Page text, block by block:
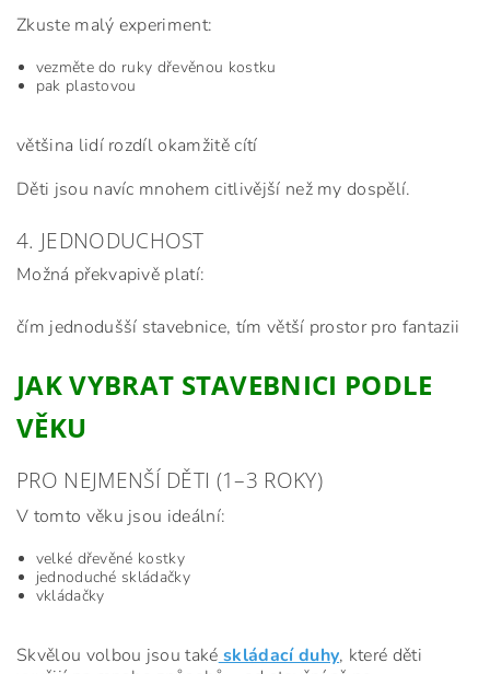
Zkuste malý experiment:
vezměte do ruky dřevěnou kostku
pak plastovou
většina lidí rozdíl okamžitě cítí
Děti jsou navíc mnohem citlivější než my dospělí.
4. JEDNODUCHOST
Možná překvapivě platí:
čím jednodušší stavebnice, tím větší prostor pro fantazii
JAK VYBRAT STAVEBNICI PODLE
VĚKU
PRO NEJMENŠÍ DĚTI (1–3 ROKY)
V tomto věku jsou ideální:
velké dřevěné kostky
jednoduché skládačky
vkládačky
Skvělou volbou jsou také skládací duhy, které děti